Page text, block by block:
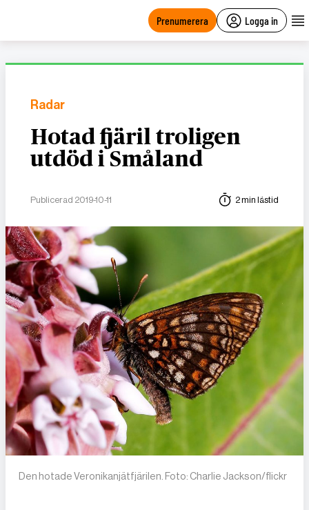
Prenumerera Logga in
Radar
Hotad fjäril troligen
utdöd i Småland
Publicerad 2019-10-11 2 min lästid
Den hotade Veronikanjätfjärilen. Foto: Charlie Jackson/flickr